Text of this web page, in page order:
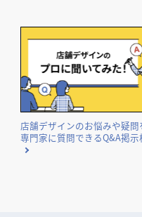
気になる内装工事の費用相
ご紹介。